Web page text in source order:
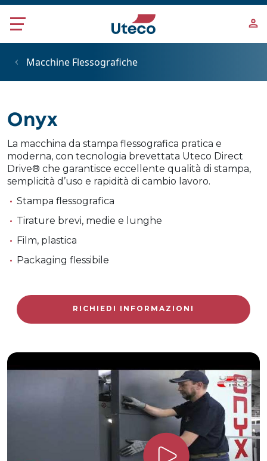
Salta al contenuto principale
Macchine Flessografiche
Onyx
La macchina da stampa flessografica pratica e
moderna, con tecnologia brevettata Uteco Direct
Drive® che garantisce eccellente qualità di stampa,
semplicità d’uso e rapidità di cambio lavoro.
Stampa flessografica
Tirature brevi, medie e lunghe
Film, plastica
Packaging flessibile
RICHIEDI INFORMAZIONI